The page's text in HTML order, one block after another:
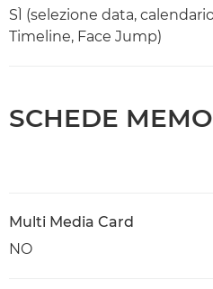
SÌ (selezione data,
Timeline, Face Jump)
SCHEDE
Multi Media Card
NO